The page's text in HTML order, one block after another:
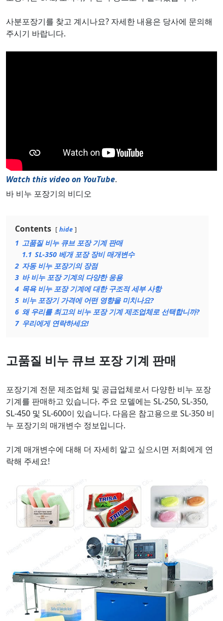
사분포장기를 찾고 계시나요? 자세한 내용은 당사에 문의해
주시기 바랍니다.
Watch this video on YouTube.
바 비누 포장기의 비디오
Contents hide
1 고품질 비누 큐브 포장 기계 판매
1.1 SL-350 베개 포장 장비 매개변수
2 자동 비누 포장기의 장점
3 바 비누 포장 기계의 다양한 응용
4 목욕 비누 포장 기계에 대한 구조적 세부 사항
5 비누 포장기 가격에 어떤 영향을 미치나요?
6 왜 우리를 최고의 비누 포장 기계 제조업체로 선택합니까?
7 우리에게 연락하세요!
고품질 비누 큐브 포장 기계 판매
포장기계 전문 제조업체 및 공급업체로서 다양한 비누 포장
기계를 판매하고 있습니다. 주요 모델에는 SL-250, SL-350,
SL-450 및 SL-600이 있습니다. 다음은 참고용으로 SL-350 비
누 포장기의 매개변수 정보입니다.
기계 매개변수에 대해 더 자세히 알고 싶으시면 저희에게 연
락해 주세요!